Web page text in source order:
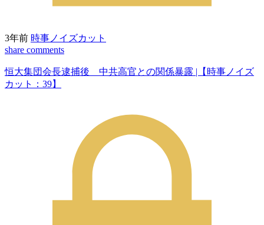
3年前 時事ノイズカット
share comments
恒大集団会長逮捕後 中共高官との関係暴露 |【時事ノイズ
カット：39】